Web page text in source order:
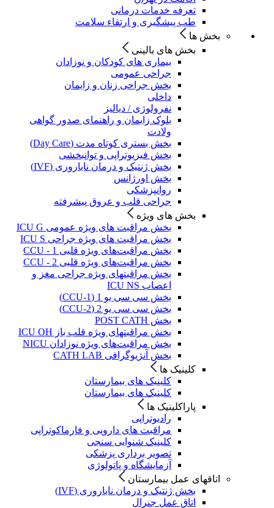
تعرفه خدمات درمانی
طب پیشگیری و ارتقاء سلامت
بخش ها
بخش های بالینی
بیماری های کودکان و نوزادان
جراحی عمومی
بخش جراحی زنان و زایمان
داخلی
نفرولوژی / دیالیز
بلوک زایمان و راهنمای صدور گواهی
ولادت
بخش بستری کوتاه مدت (Day Care)
بخش فیزیوتراپی و توانبخشی
بخش ژنتیک و درمان ناباروری (IVF)
بخش اورژانس
روانپزشکی
جراحی قلب و عروق پیشرفته
بخش های ویژه
بخش مراقبت های ویژه عمومی ICU G
بخش مراقبت های ویژه جراحی ICU S
بخش مراقبت‌های ویژه قلبی CCU - 1
بخش مراقبت‌های ویژه قلبی CCU - 2
بخش مراقبتهای ویژه جراحی مغز و
اعصاب ICU NS
بخش سی سی یو 1 (CCU-1)
بخش سی سی یو 2 (CCU-2)
بخش POST CATH
بخش مراقبتهای ویژه قلب باز ICU OH
بخش مراقبت‌های ویژه نوزادان NICU
بخش آنژیوگرافی CATH LAB
کلینیک ها
کلینیک های بیمارستان
کلینیک های بیمارستان
پاراکلینیک ها
رادیوتراپی
مراقبت های دارویی و فارماکوتراپی
کلینیک شنوایی سنجی
تصویر برداری پزشکی
آزمایشگاه و پاتولوژی
اتاقهای عمل بیمارستان
بخش ژنتیک و درمان ناباروری (IVF)
اتاق عمل جنرال